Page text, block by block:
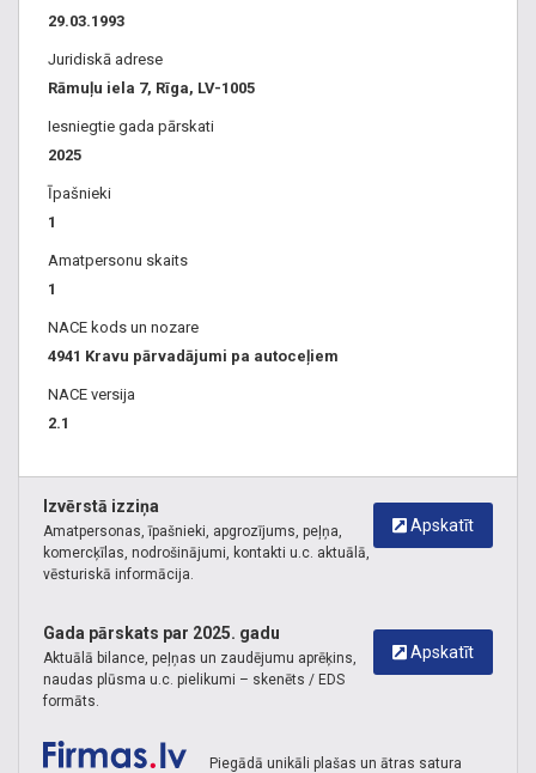
29.03.1993
Juridiskā adrese
Rāmuļu iela 7, Rīga, LV-1005
Iesniegtie gada pārskati
2025
Īpašnieki
1
Amatpersonu skaits
1
NACE kods un nozare
4941 Kravu pārvadājumi pa autoceļiem
NACE versija
2.1
Apskatīt
Izvērstā izziņa
Amatpersonas, īpašnieki, apgrozījums, peļņa,
komercķīlas, nodrošinājumi, kontakti u.c. aktuālā,
vēsturiskā informācija.
Apskatīt
Gada pārskats par 2025. gadu
Aktuālā bilance, peļņas un zaudējumu aprēķins,
naudas plūsma u.c. pielikumi – skenēts / EDS
formāts.
Piegādā unikāli plašas un ātras satura